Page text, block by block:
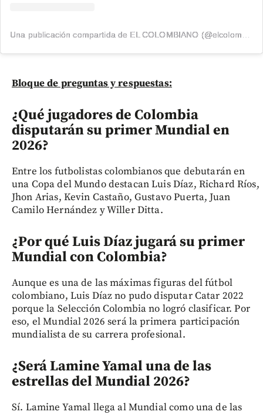
Bloque de preguntas y respuestas:
¿Qué jugadores de Colombia
disputarán su primer Mundial en
2026?
Entre los futbolistas colombianos que debutarán en
una Copa del Mundo destacan Luis Díaz, Richard Ríos,
Jhon Arias, Kevin Castaño, Gustavo Puerta, Juan
Camilo Hernández y Willer Ditta.
¿Por qué Luis Díaz jugará su primer
Mundial con Colombia?
Aunque es una de las máximas figuras del fútbol
colombiano, Luis Díaz no pudo disputar Catar 2022
porque la Selección Colombia no logró clasificar. Por
eso, el Mundial 2026 será la primera participación
mundialista de su carrera profesional.
¿Será Lamine Yamal una de las
estrellas del Mundial 2026?
Sí. Lamine Yamal llega al Mundial como una de las